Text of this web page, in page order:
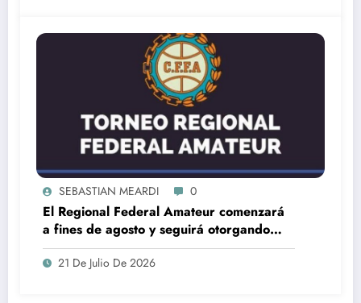
SEBASTIAN MEARDI 0
El Regional Federal Amateur comenzará
a fines de agosto y seguirá otorgando
cuatro ascensos al Torneo Federal A
21 De Julio De 2026